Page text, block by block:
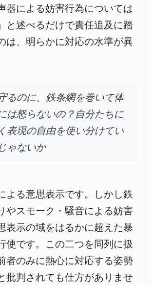
器による妨害行為については
と述べるだけで責任追及に踏
は、明らかに対応の水準が異
るのに、鉄条網を巻いて体
は怒らないの？自分たちに
表現の自由を使い分けてい
ゃないか
よる意思表示です。しかし鉄
やスモーク・騒音による妨害
表示の域をはるかに超えた暴
使です。この二つを同列に扱
者のみに熱心に対応する姿勢
批判されても仕方がありませ